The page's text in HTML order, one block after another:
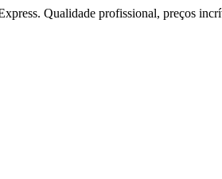
Qualidade profissional, preços